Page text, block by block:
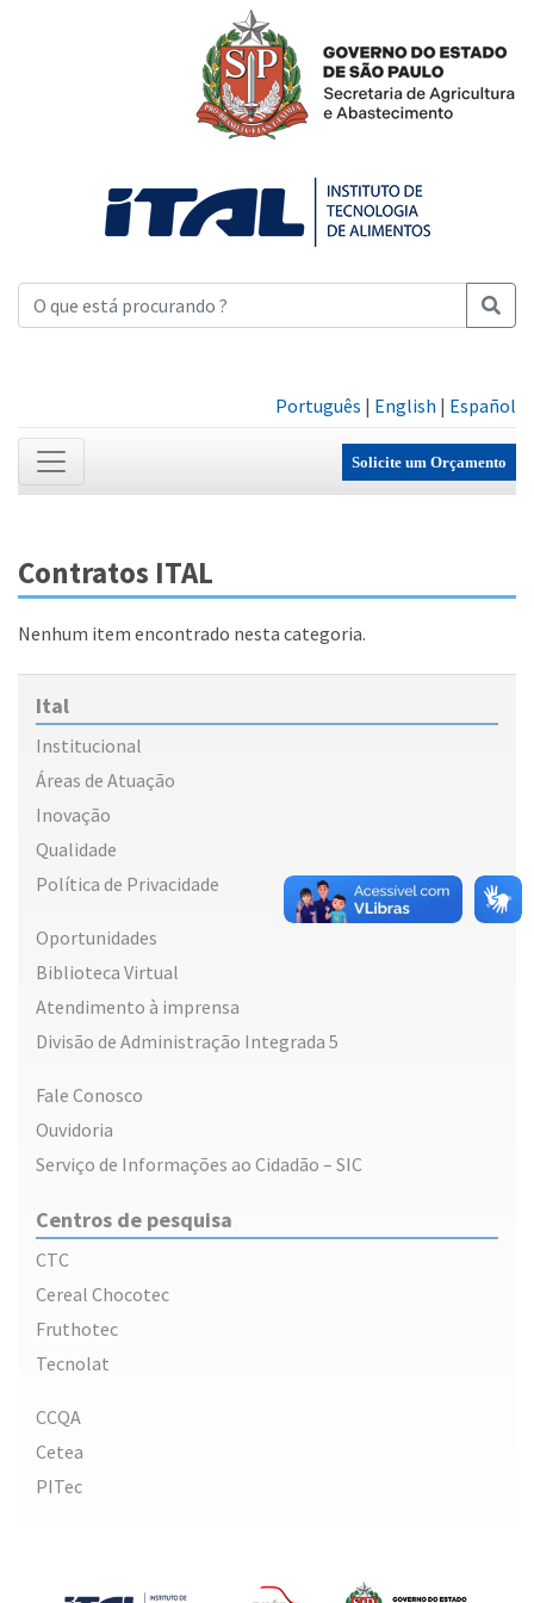
Português | English | Español
Solicite um Orçamento
Contratos ITAL
Nenhum item encontrado nesta categoria.
Ital
Institucional
Áreas de Atuação
Inovação
Qualidade
Política de Privacidade
Oportunidades
Biblioteca Virtual
Atendimento à imprensa
Divisão de Administração Integrada 5
Fale Conosco
Ouvidoria
Serviço de Informações ao Cidadão – SIC
Centros de pesquisa
CTC
Cereal Chocotec
Fruthotec
Tecnolat
CCQA
Cetea
PITec